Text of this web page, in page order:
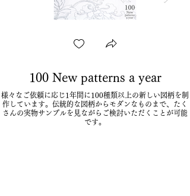
100 New patterns a year
様々なご依頼に応じ1年間に100種類以上の新しい図柄を制
作しています。伝統的な図柄からモダンなものまで、たく
さんの実物サンプルを見ながらご検討いただくことが可能
です。